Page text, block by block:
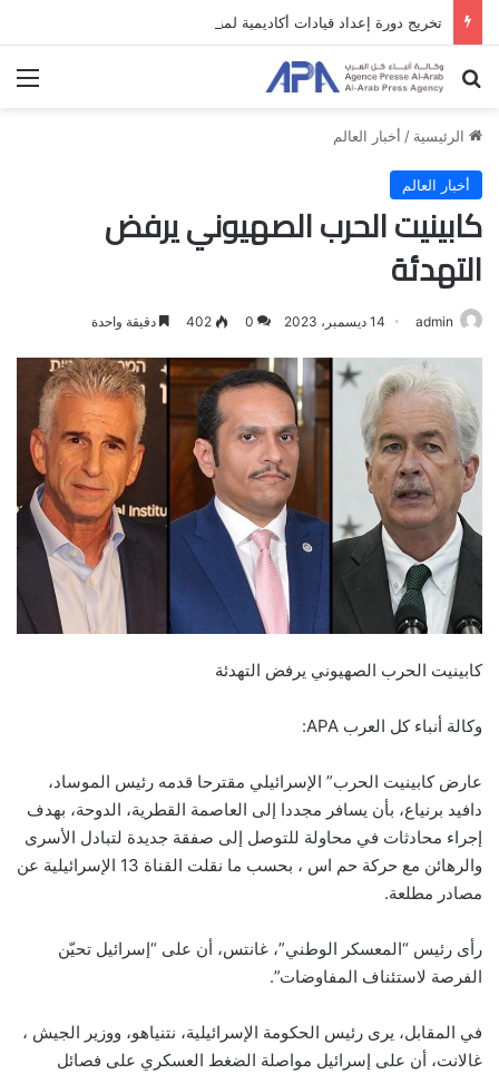
بحث عن
الرئيسية / أخبار العالم
أخبار العالم
كابينيت الحرب الصهيوني يرفض
التهدئة
admin 14 ديسمبر، 2023 0
402 دقيقة واحدة
كابينيت الحرب الصهيوني يرفض التهدئة
وكالة أنباء كل العرب APA:
عارض كابينيت الحرب” الإسرائيلي مقترحا قدمه رئيس الموساد،
دافيد برنياع، بأن يسافر مجددا إلى العاصمة القطرية، الدوحة، بهدف
إجراء محادثات في محاولة للتوصل إلى صفقة جديدة لتبادل الأسرى
والرهائن مع حركة حم اس ، بحسب ما نقلت القناة 13 الإسرائيلية عن
مصادر مطلعة.
رأى رئيس “المعسكر الوطني”، غانتس، أن على “إسرائيل تحيّن
الفرصة لاستئناف المفاوضات”.
في المقابل، يرى رئيس الحكومة الإسرائيلية، نتنياهو، ووزير الجيش ،
غالانت، أن على إسرائيل مواصلة الضغط العسكري على فصائل